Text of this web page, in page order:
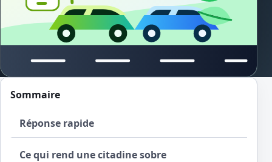
Sommaire
Réponse rapide
Ce qui rend une citadine sobre